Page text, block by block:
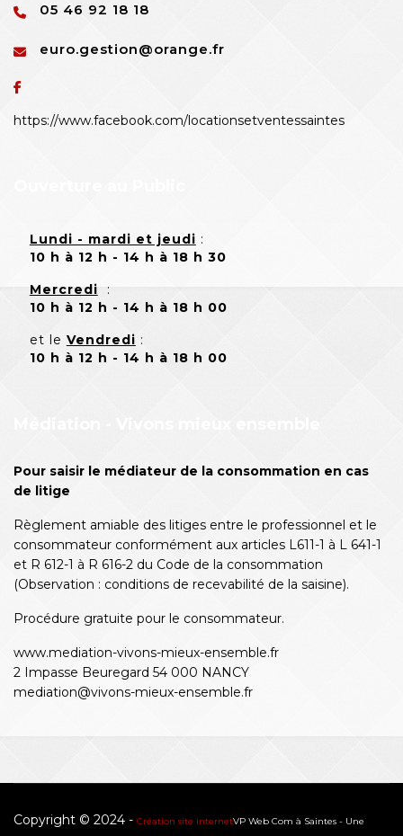
05 46 92 18 18
euro.gestion@orange.fr
https://www.facebook.com/locationsetventessaintes
Lundi - mardi et jeudi :
10 h à 12 h - 14 h à 18 h 30
Mercredi
:
10 h à 12 h - 14 h à 18 h 00
et le Vendredi :
10 h à 12 h - 14 h à 18 h 00
Pour saisir le médiateur de la consommation en cas
de litige
Règlement amiable des litiges entre le professionnel et le
consommateur conformément aux articles L611-1 à L 641-1
et R 612-1 à R 616-2 du Code de la consommation
(Observation : conditions de recevabilité de la saisine).
Procédure gratuite pour le consommateur.
www.mediation-vivons-mieux-ensemble.fr
2 Impasse Beuregard 54 000 NANCY
mediation@vivons-mieux-ensemble.fr
Copyright © 2024 - Création site internetVP Web Com à Saintes - Une